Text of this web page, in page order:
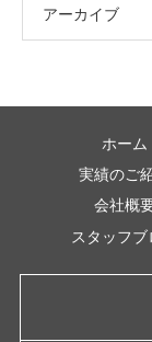
アーカイブ
ホーム
実績のご
会社概
スタッフブ